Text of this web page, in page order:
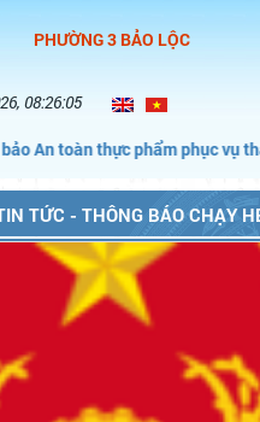
PHƯỜNG 3 BẢO LỘC
08:26:07
phục vụ tháng hành động vì
TỨC - THÔNG BÁO CHẠY